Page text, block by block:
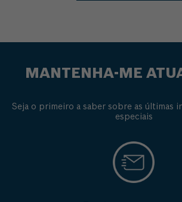
MANTENHA-ME
Seja o primeiro a saber sobre as últimas
especiais